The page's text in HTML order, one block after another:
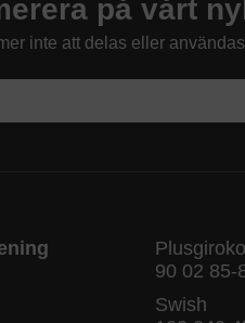
på vårt
inte att delas eller
90 02 85-
Swish